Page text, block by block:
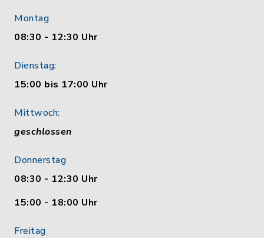
Montag
08:30 - 12:30 Uhr
Dienstag:
15:00 bis 17:00 Uhr
Mittwoch:
geschlossen
Donnerstag
08:30 - 12:30 Uhr
15:00 - 18:00 Uhr
Freitag